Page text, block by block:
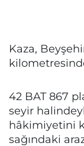
Kaza,
42 BAT 867
seyir
hâkimiyetini
sağındaki